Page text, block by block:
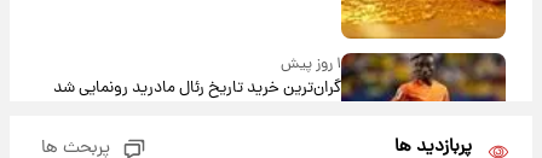
۱ روز پیش
گران‌ترین خرید تاریخ رئال مادرید رونمایی شد
پربازدید ها پربحث ها